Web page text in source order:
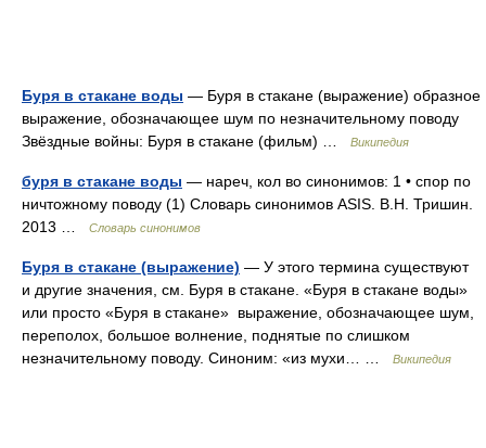
Буря в стакане воды — Буря в стакане (выражение) образное
выражение, обозначающее шум по незначительному поводу
Звёздные войны: Буря в стакане (фильм) …
Википедия
буря в стакане воды — нареч, кол во синонимов: 1 • спор по
ничтожному поводу (1) Словарь синонимов ASIS. В.Н. Тришин.
2013 …
Словарь синонимов
Буря в стакане (выражение) — У этого термина существуют
и другие значения, см. Буря в стакане. «Буря в стакане воды»
или просто «Буря в стакане» выражение, обозначающее шум,
переполох, большое волнение, поднятые по слишком
незначительному поводу. Синоним: «из мухи… …
Википедия